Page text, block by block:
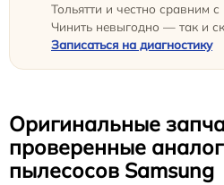
Тольятти и честно сравним
Чинить невыгодно — так и
Записаться на диагностику
Оригинальные
проверенные
пылесосов Samsung